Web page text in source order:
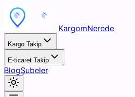
KargomNerede
Kargo Takip
E-ticaret Takip
BlogŞubeler